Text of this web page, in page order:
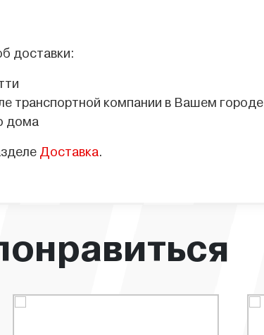
доставки:
транспортной компании в Вашем городе
дома
Доставка.